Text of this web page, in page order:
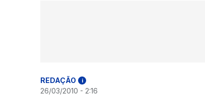
REDAÇÃO i
26/03/2010 - 2:16